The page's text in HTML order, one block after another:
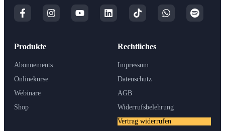
Produkte
Abonnements
Onlinekurse
Webinare
Shop
Rechtliches
Impressum
Datenschutz
AGB
Widerrufsbelehrung
Vertrag widerrufen